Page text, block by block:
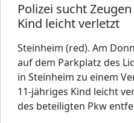
Polizei sucht
Kind leicht verletzt
Steinheim (red). Am
auf dem Parkplatz des
in Steinheim zu einem
11-jähriges Kind leicht
des beteiligten Pkw